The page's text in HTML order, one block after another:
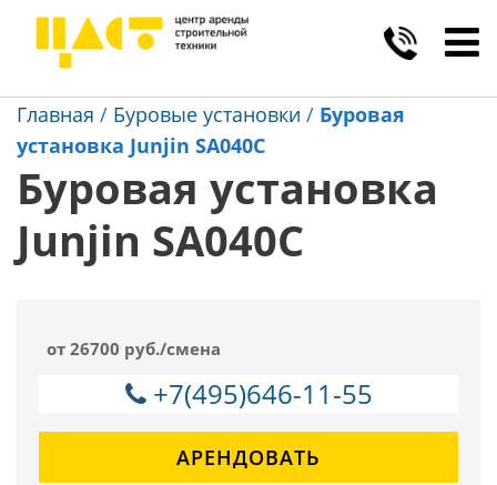
Главная / Буровые установки / Буровая
установка Junjin SA040C
Буровая установка
Junjin SA040C
от 26700 руб./смена
+7(495)646-11-55
АРЕНДОВАТЬ